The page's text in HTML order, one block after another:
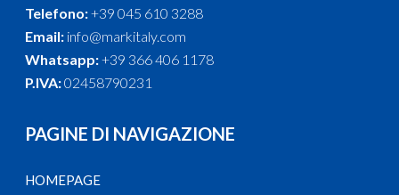
Telefono:+39 045 610 3288
Email: info@markitaly.com
Whatsapp:+39 366 406 1178
P.IVA:02458790231
PAGINE DI NAVIGAZIONE
HOMEPAGE